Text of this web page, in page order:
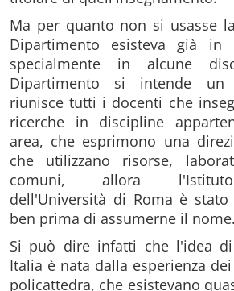
Ma per quanto non si usasse
Dipartimento esisteva già in
specialmente in alcune
Dipartimento si intende un
riunisce tutti i docenti che
ricerche in discipline
area, che esprimono una
che utilizzano risorse,
comuni, allora
dell'Università di Roma è
ben prima di assumerne il nome.
Si può dire infatti che l'idea
Italia è nata dalla esperienza
policattedra, che esistevano